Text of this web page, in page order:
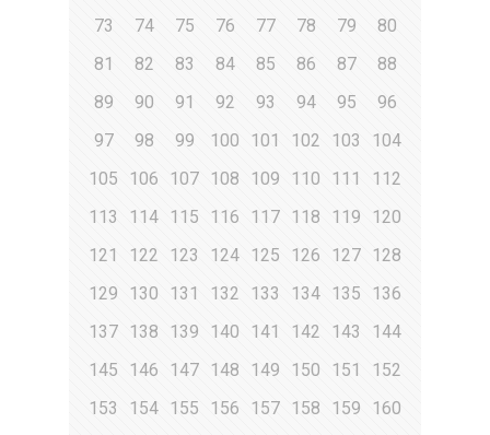
73
74 75 76 77 78 79
80
81
82 83 84 85 86 87
88
89
90 91 92 93 94 95
96
97
98 99 100 101 102 103
104
105
106 107 108 109 110 111
112
113
114 115 116 117 118 119
120
121
122 123 124 125 126 127 128
129
130 131 132 133 134 135
136
137 138 139 140 141 142 143
144
145
146 147 148 149 150 151
152
153
154 155 156 157 158 159
160